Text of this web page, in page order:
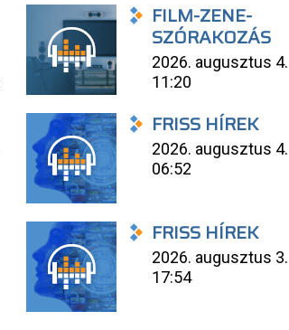
FILM-ZENE-
SZÓRAKOZÁS
2026. augusztus 4.
11:20
FRISS HÍREK
2026. augusztus 4.
06:52
FRISS HÍREK
2026. augusztus 3.
17:54